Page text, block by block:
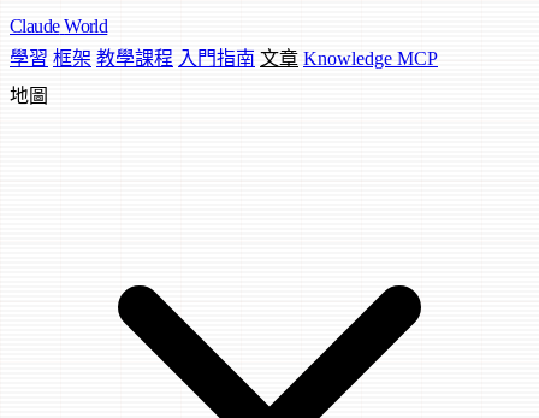
Claude World
學習 框架 教學課程 入門指南 文章 Knowledge MCP
地圖